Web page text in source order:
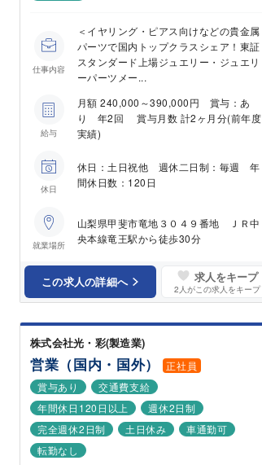
仕事内容
＜イヤリング・ピアス向けなどの貴金属
パーツで国内トップクラスシェア！東証
スタンダード上場ジュエリー・ジュエリ
ーパーツメー...
給与
月額 240,000～390,000円 賞与：あ
り 年2回 賞与月数 計2ヶ月分(前年度
実績)
休日
休日：土日祝他 週休二日制：毎週 年
間休日数：120日
就業場所
山梨県甲斐市竜地３０４９番地 ＪＲ中
央本線竜王駅から徒歩30分
この求人の詳細へ 求人をキープ
2 人がこの求人をキープ
株式会社光・彩(製造業)
営業（国内・国外）
正社員
賞与あり
交通費支給
年間休日120日以上
週休2日制
完全週休2日制
土日休み
車通勤可
転勤なし